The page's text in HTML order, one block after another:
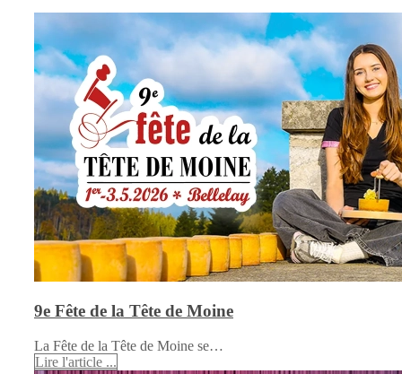
9e Fête de la Tête de Moine
La Fête de la Tête de Moine se…
Lire l'article ...